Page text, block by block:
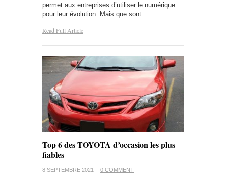
permet aux entreprises d’utiliser le numérique
pour leur évolution. Mais que sont…
Read Full Article
Top 6 des TOYOTA d’occasion les plus
fiables
8 SEPTEMBRE 2021 0 COMMENT